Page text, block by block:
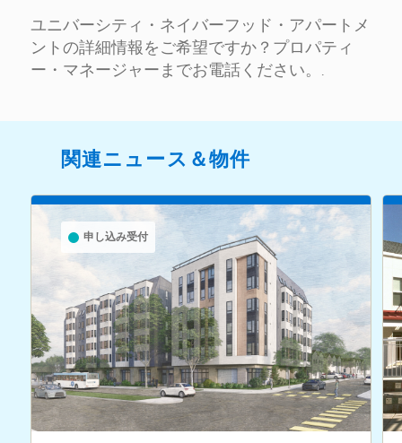
ユニバーシティ・ネイバーフッド・アパートメ
ントの詳細情報をご希望ですか？プロパティ
ー・マネージャーまでお電話ください。.
関連ニュース＆物件
申し込み受付